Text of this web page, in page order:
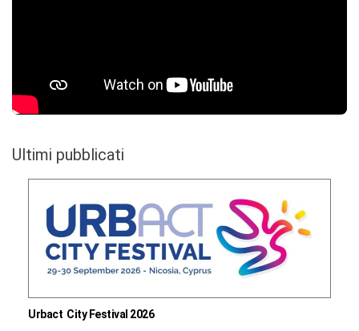
Ultimi pubblicati
Urbact City Festival 2026